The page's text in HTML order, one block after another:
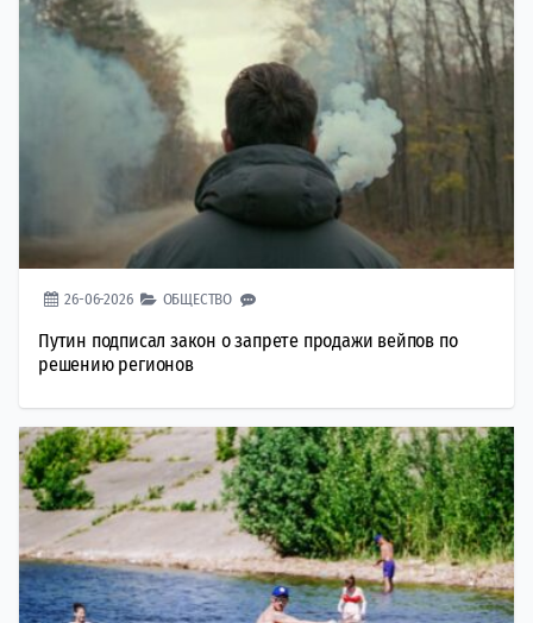
26-06-2026 ОБЩЕСТВО
Путин подписал закон о запрете продажи вейпов по
решению регионов